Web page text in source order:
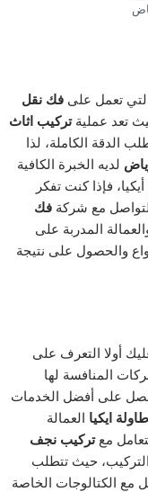
تعمل علىفك نقل
تعد عمليةتركيب اثاث
الدقة الكاملة، لذا
لديه الخبرة الكافية
فإذا كنت تفكر
مع شركةفك
المدربة على
والحصول على نتيجة
أولا التعرف على
المنافسة لها
على أفضل الخدمات
ايكيا العمالة
معتركيب نجف
حيث تتطلب
مع الكتالوجات الخاصة